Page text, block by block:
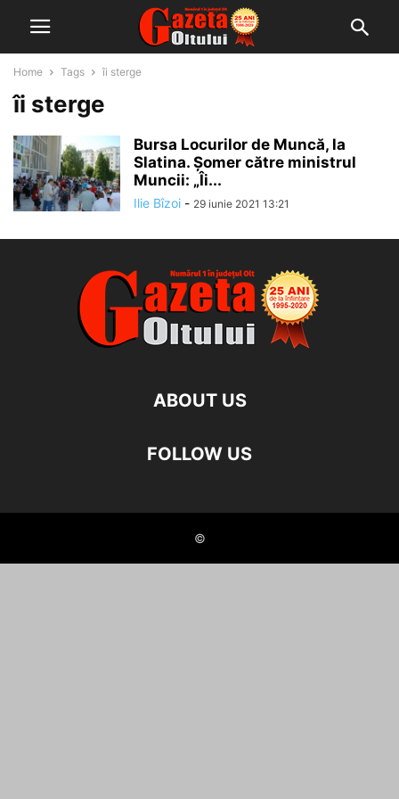
Home Tags îi sterge
îi sterge
Bursa Locurilor de Muncă, la
Slatina. Șomer către ministrul
Muncii: „Îi...
Ilie Bîzoi - 29 iunie 2021 13:21
ABOUT US
FOLLOW US
©